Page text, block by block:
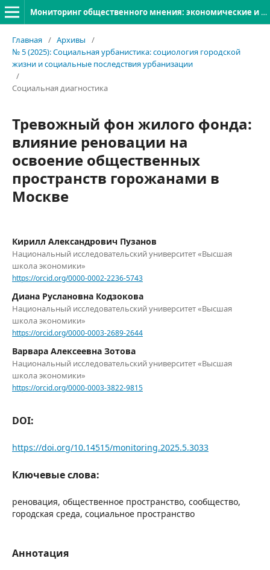
Мониторинг общественного мнения: экономические и социальные перемены
Главная / Архивы
/
№ 5 (2025): Социальная урбанистика: социология городской
жизни и социальные последствия урбанизации
/
Социальная диагностика
Тревожный фон жилого фонда:
влияние реновации на
освоение общественных
пространств горожанами в
Москве
Кирилл Александрович Пузанов
Национальный исследовательский университет «Высшая
школа экономики»
https://orcid.org/0000-0002-2236-5743
Диана Руслановна Кодзокова
Национальный исследовательский университет «Высшая
школа экономики»
https://orcid.org/0000-0003-2689-2644
Варвара Алексеевна Зотова
Национальный исследовательский университет «Высшая
школа экономики»
https://orcid.org/0000-0003-3822-9815
DOI:
https://doi.org/10.14515/monitoring.2025.5.3033
Ключевые слова:
реновация, общественное пространство, сообщество,
городская среда, социальное пространство
Аннотация